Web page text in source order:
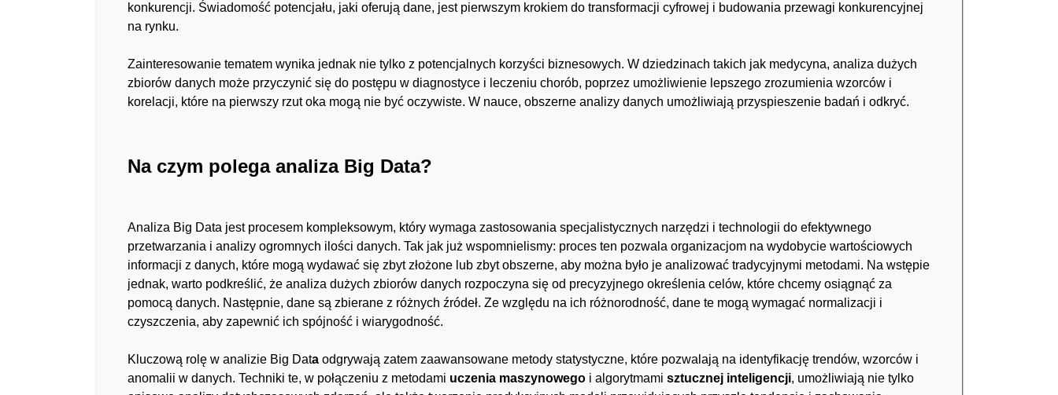
konkurencji. Świadomość potencjału, jaki oferują dane, jest pierwszym krokiem do transformacji cyfrowej i budowania przewagi konkurencyjnej
na rynku.
Zainteresowanie tematem wynika jednak nie tylko z potencjalnych korzyści biznesowych. W dziedzinach takich jak medycyna, analiza dużych
zbiorów danych może przyczynić się do postępu w diagnostyce i leczeniu chorób, poprzez umożliwienie lepszego zrozumienia wzorców i
korelacji, które na pierwszy rzut oka mogą nie być oczywiste. W nauce, obszerne analizy danych umożliwiają przyspieszenie badań i odkryć.
Na czym polega analiza Big Data?
Analiza Big Data jest procesem kompleksowym, który wymaga zastosowania specjalistycznych narzędzi i technologii do efektywnego
przetwarzania i analizy ogromnych ilości danych. Tak jak już wspomnielismy: proces ten pozwala organizacjom na wydobycie wartościowych
informacji z danych, które mogą wydawać się zbyt złożone lub zbyt obszerne, aby można było je analizować tradycyjnymi metodami. Na wstępie
jednak, warto podkreślić, że analiza dużych zbiorów danych rozpoczyna się od precyzyjnego określenia celów, które chcemy osiągnąć za
pomocą danych. Następnie, dane są zbierane z różnych źródeł. Ze względu na ich różnorodność, dane te mogą wymagać normalizacji i
czyszczenia, aby zapewnić ich spójność i wiarygodność.
Kluczową rolę w analizie Big Data odgrywają zatem zaawansowane metody statystyczne, które pozwalają na identyfikację trendów, wzorców i
anomalii w danych. Techniki te, w połączeniu z metodami uczenia maszynowego i algorytmami sztucznej inteligencji, umożliwiają nie tylko